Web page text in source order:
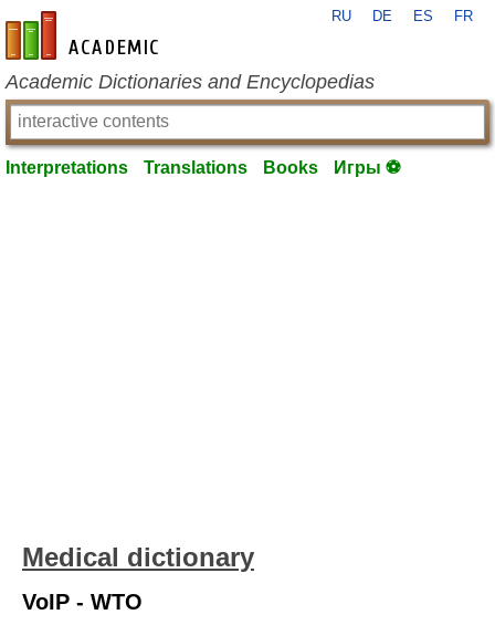
en-academic.com
RU DE ES FR
Academic Dictionaries and Encyclopedias
Interpretations Translations Books Игры ⚽
Medical dictionary
VoIP - WTO